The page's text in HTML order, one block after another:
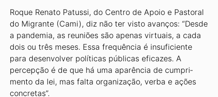
Roque Renato Patussi, do Centro de Apoio e Pastoral
do Migrante (Cami), diz não ter visto avanços: “Desde
a pan­demia, as reuniões são apenas virtuais, a cada
dois ou três meses. Essa frequência é insuficiente
para desenvolver políticas públicas eficazes. A
percepção é de que há uma aparência de cumpri­
mento da lei, mas falta organização, verba e ações
concretas”.